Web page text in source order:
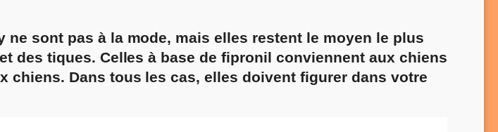
sont pas à la mode, mais elles restent le moyen le plus
et des tiques. Celles à base de fipronil conviennent aux chiens
chiens. Dans tous les cas, elles doivent figurer dans votre